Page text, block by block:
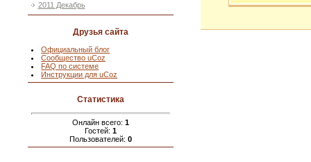
2011 Декабрь
Друзья сайта
Официальный блог
Сообщество uCoz
FAQ по системе
Инструкции для uCoz
Статистика
Онлайн всего: 1
Гостей: 1
Пользователей: 0